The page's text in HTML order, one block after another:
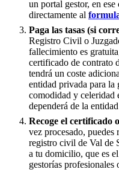
un portal gestor, en ese
directamente al
Paga las tasas (si
Registro Civil o
fallecimiento es
certificado de contrato
tendrá un coste
entidad privada para la
comodidad y celeridad
dependerá de la
Recoge el certificado
vez procesado,
registro civil de Val de
a tu domicilio, que es
gestorías profesionales